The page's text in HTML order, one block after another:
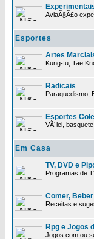
AviaÃ§Ã£o
Esportes
Artes
Kung-fu, Tae
Radicais
Paraquedismo,
Esportes
VÃ´lei,
Em Casa
TV, DVD e
Programas de
Comer,
Receitas e
Rpg e Jogos
Jogos com ou